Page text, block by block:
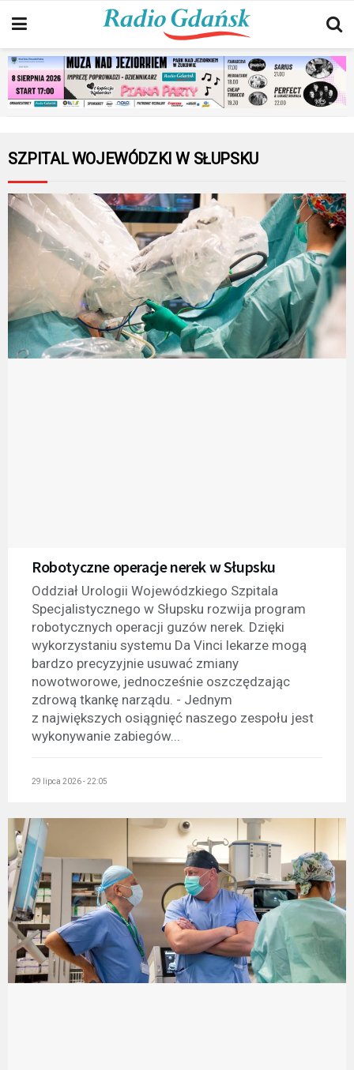
SZPITAL WOJEWÓDZKI W SŁUPSKU
Robotyczne operacje nerek w Słupsku
Oddział Urologii Wojewódzkiego Szpitala
Specjalistycznego w Słupsku rozwija program
robotycznych operacji guzów nerek. Dzięki
wykorzystaniu systemu Da Vinci lekarze mogą
bardzo precyzyjnie usuwać zmiany
nowotworowe, jednocześnie oszczędzając
zdrową tkankę narządu. - Jednym
z największych osiągnięć naszego zespołu jest
wykonywanie zabiegów...
29 lipca 2026 - 22:05